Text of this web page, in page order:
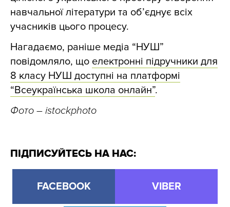
навчальної літератури та об’єднує всіх
учасників цього процесу.
Нагадаємо, раніше медіа “НУШ”
повідомляло, що електронні підручники для
8 класу НУШ доступні на платформі
“Всеукраїнська школа онлайн”.
Фото – istockphoto
ПІДПИСУЙТЕСЬ НА НАС:
FACEBOOK VIBER